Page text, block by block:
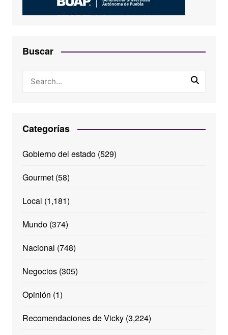
Buscar
Categorías
Gobierno del estado(529)
Gourmet(58)
Local (1,181)
Mundo(374)
Nacional (748)
Negocios(305)
Opinión (1)
Recomendaciones de Vicky(3,224)